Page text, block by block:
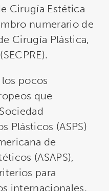
Cirugía Estética
numerario de
Cirugía Plástica,
pocos
que
Plásticos (ASPS)
de
(ASAPS),
para
internacionales.